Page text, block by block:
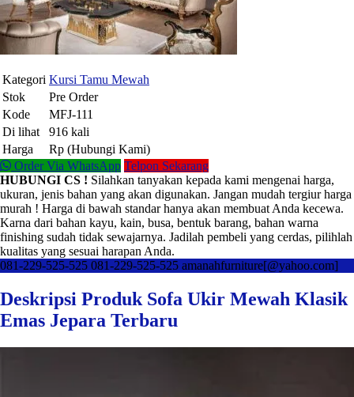
Kategori Kursi Tamu Mewah
Stok
Pre Order
Kode
MFJ-111
Di lihat
916 kali
Harga
Rp (Hubungi Kami)
Order Via WhatsApp Telpon Sekarang
HUBUNGI CS ! Silahkan tanyakan kepada kami mengenai harga,
ukuran, jenis bahan yang akan digunakan. Jangan mudah tergiur harga
murah ! Harga di bawah standar hanya akan membuat Anda kecewa.
Karna dari bahan kayu, kain, busa, bentuk barang, bahan warna
finishing sudah tidak sewajarnya. Jadilah pembeli yang cerdas, pilihlah
kualitas yang sesuai harapan Anda.
081-229-525-525 081-229-525-525 amanahfurniture[@yahoo.com]
Deskripsi Produk Sofa Ukir Mewah Klasik
Emas Jepara Terbaru